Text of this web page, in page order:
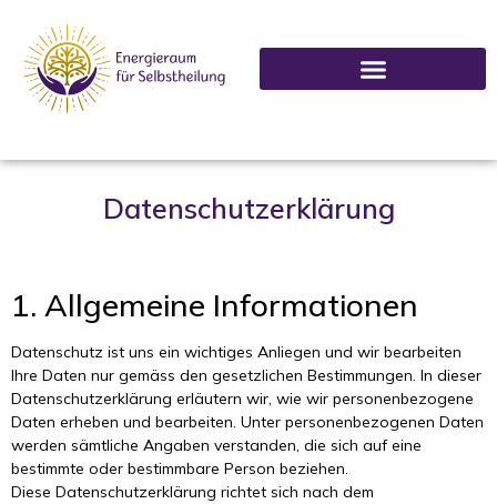
Datenschutzerklärung
1. Allgemeine Informationen
Datenschutz ist uns ein wichtiges Anliegen und wir bearbeiten
Ihre Daten nur gemäss den gesetzlichen Bestimmungen. In dieser
Datenschutzerklärung erläutern wir, wie wir personenbezogene
Daten erheben und bearbeiten. Unter personenbezogenen Daten
werden sämtliche Angaben verstanden, die sich auf eine
bestimmte oder bestimmbare Person beziehen.
Diese Datenschutzerklärung richtet sich nach dem